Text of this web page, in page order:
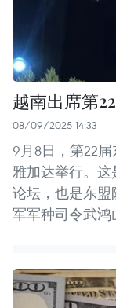
越南出席第
08/09/2025 14:33
9月8日，第22
雅加达举行。
论坛，也是东
军军种司令武鸿